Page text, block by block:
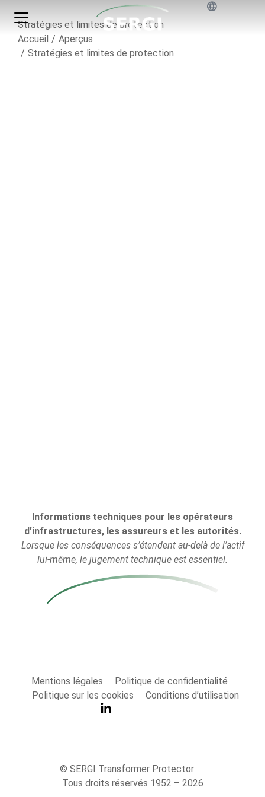
Stratégies et limites de protection
Vous êtes ici :
Accueil
Aperçus
Stratégies et limites de protection
Informations techniques pour les opérateurs
d’infrastructures, les assureurs et les autorités.
Lorsque les conséquences s’étendent au-delà de l’actif
lui-même, le jugement technique est essentiel.
Mentions légales
Politique de confidentialité
Politique sur les cookies
Conditions d’utilisation
© SERGI Transformer Protector
Tous droits réservés 1952 – 2026